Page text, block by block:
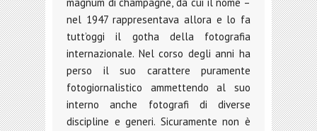
nel 1947 rappresentava allora e lo fa
tutt’oggi il gotha della fotografia
internazionale. Nel corso degli anni ha
perso il suo carattere puramente
fotogiornalistico ammettendo al suo
interno anche fotografi di diverse
discipline e generi. Sicuramente non è